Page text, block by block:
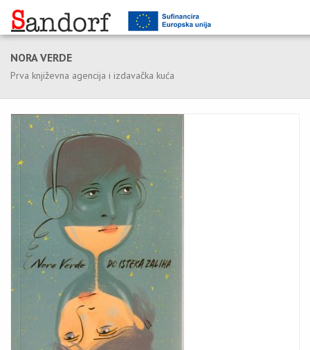
NORA VERDE
Prva književna agencija i izdavačka kuća